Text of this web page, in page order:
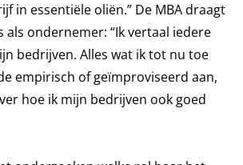
in essentiële oliën.” De MBA draagt
als ondernemer: “Ik vertaal iedere
bedrijven. Alles wat ik tot nu toe
empirisch of geïmproviseerd aan,
hoe ik mijn bedrijven ook goed